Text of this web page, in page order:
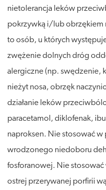
nietolerancja leków
pokrzywką i/lub obrzękiem
to osób, u których
zwężenie dolnych dróg
alergiczne (np. swędzenie,
nieżyt nosa, obrzęk
działanie leków
paracetamol, diklofenak,
naproksen. Nie stosować
wrodzonego niedoboru
fosforanowej. Nie
ostrej przerywanej porfirii